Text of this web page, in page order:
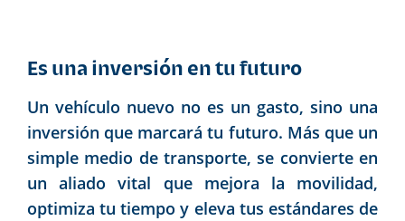
Es una inversión en tu futuro
Un vehículo nuevo no es un gasto, sino una
inversión que marcará tu futuro. Más que un
simple medio de transporte, se convierte en
un aliado vital que mejora la movilidad,
optimiza tu tiempo y eleva tus estándares de